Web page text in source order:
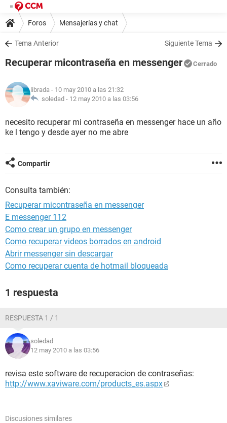
Foros Mensajerías y chat
Tema Anterior Siguiente Tema
Recuperar micontraseña en messenger Cerrado
librada - 10 may 2010 a las 21:32
soledad - 12 may 2010 a las 03:56
necesito recuperar mi contraseña en messenger hace un año
ke l tengo y desde ayer no me abre
Compartir
Consulta también:
Recuperar micontraseña en messenger
E messenger 112
Como crear un grupo en messenger
Como recuperar videos borrados en android
Abrir messenger sin descargar
Como recuperar cuenta de hotmail bloqueada
1 respuesta
RESPUESTA 1 / 1
soledad
12 may 2010 a las 03:56
revisa este software de recuperacion de contraseñas:
http://www.xaviware.com/products_es.aspx
Discusiones similares